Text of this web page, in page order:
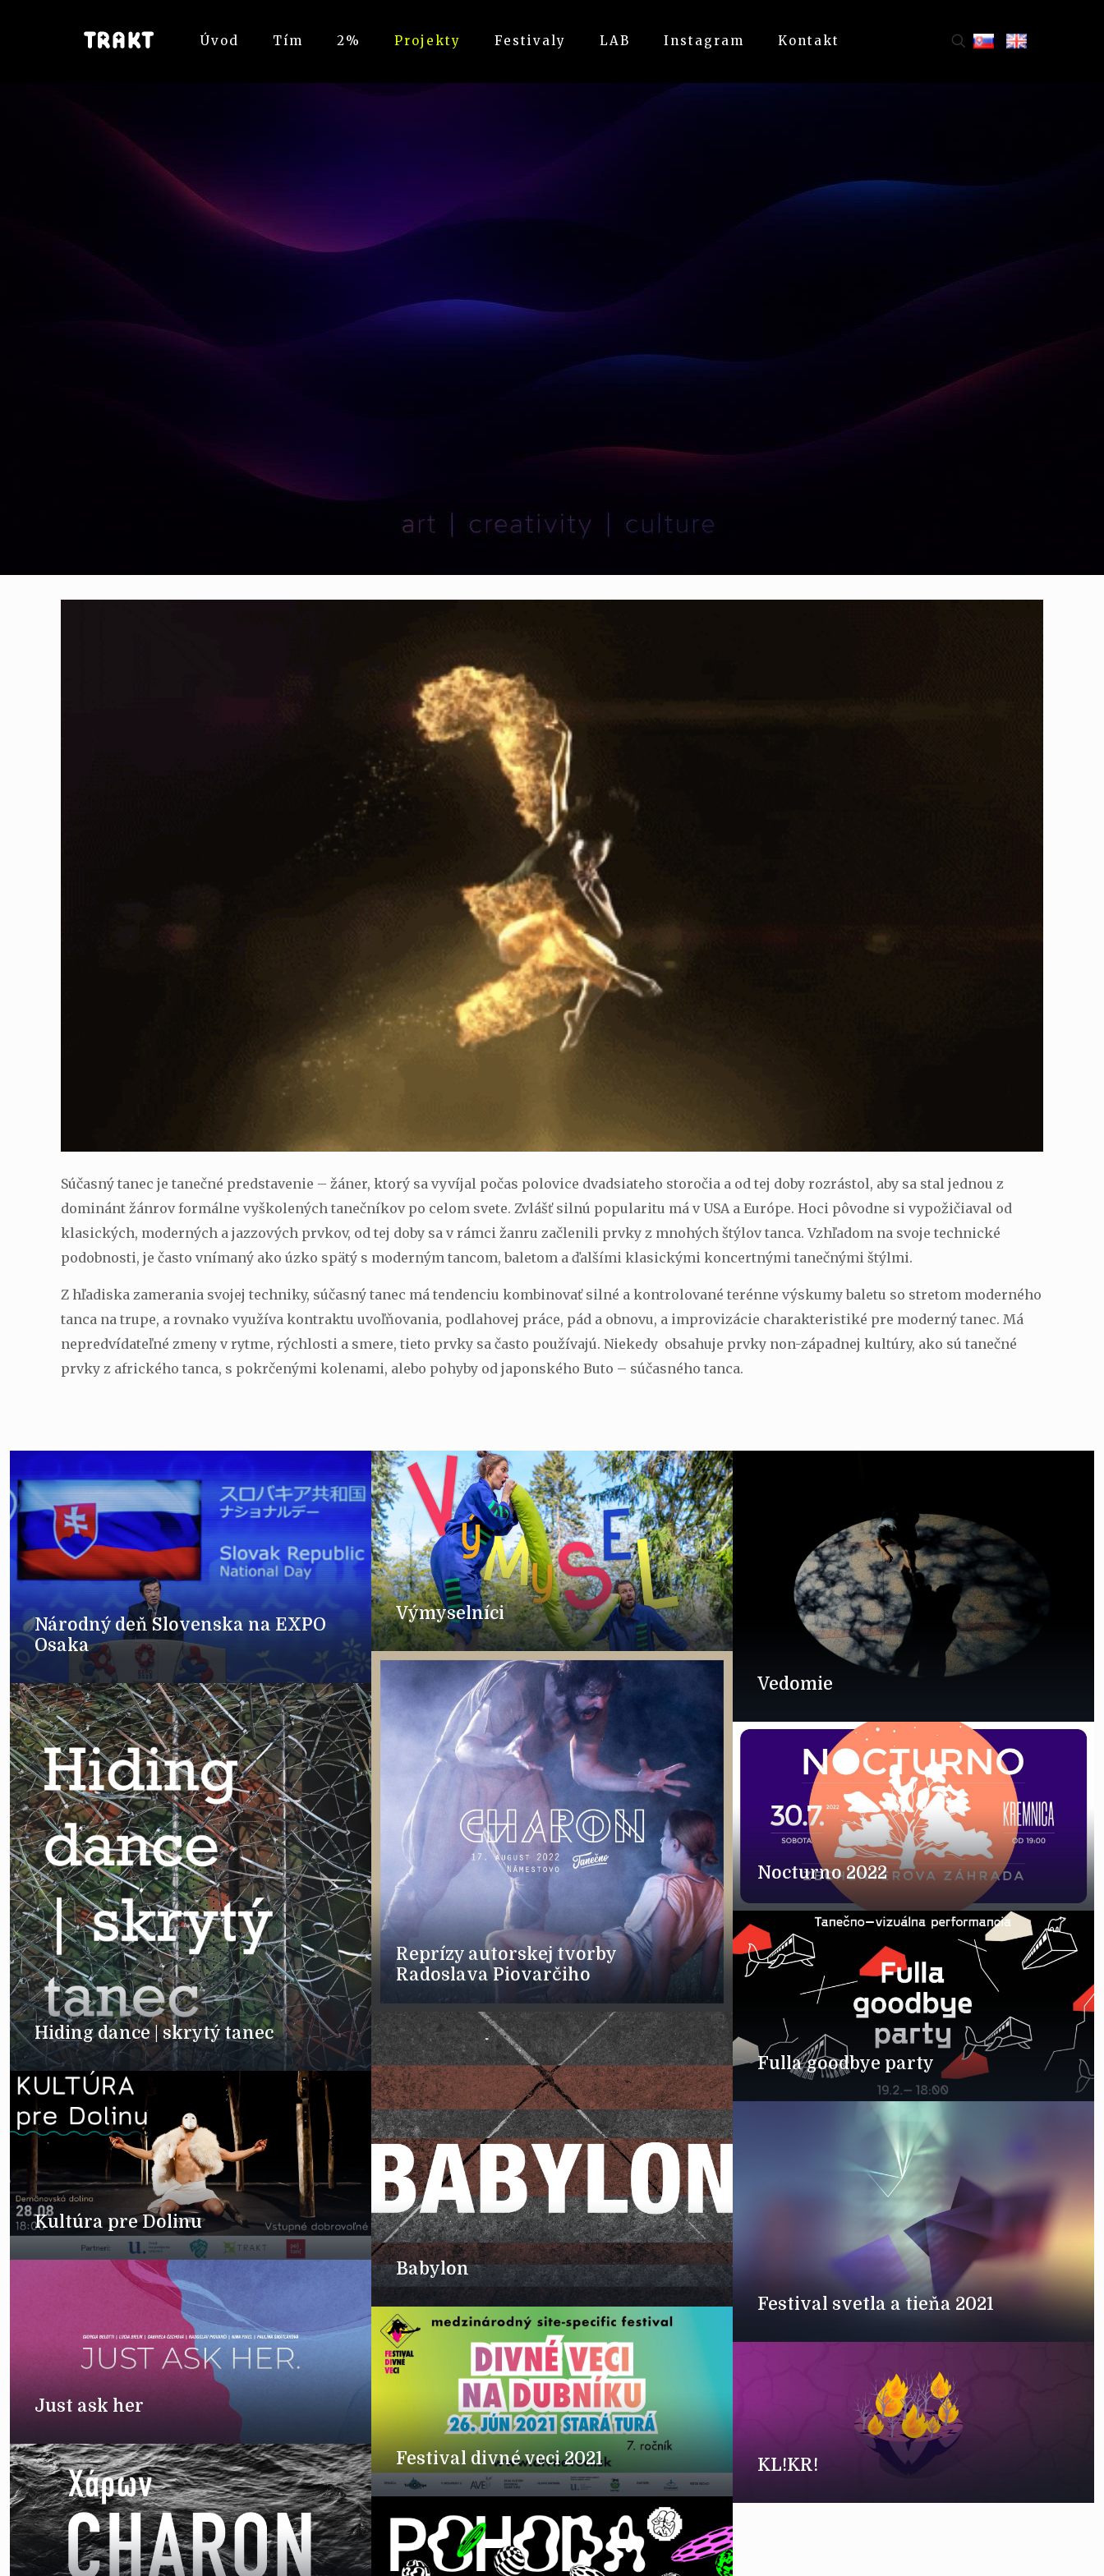
Úvod Tím 2% Projekty Festivaly LAB Instagram Kontakt
Súčasný tanec je tanečné predstavenie – žáner, ktorý sa vyvíjal počas polovice dvadsiateho storočia a od tej doby rozrástol, aby sa stal jednou z
dominánt žánrov formálne vyškolených tanečníkov po celom svete. Zvlášť silnú popularitu má v USA a Európe. Hoci pôvodne si vypožičiaval od
klasických, moderných a jazzových prvkov, od tej doby sa v rámci žanru začlenili prvky z mnohých štýlov tanca. Vzhľadom na svoje technické
podobnosti, je často vnímaný ako úzko spätý s moderným tancom, baletom a ďalšími klasickými koncertnými tanečnými štýlmi.
Z hľadiska zamerania svojej techniky, súčasný tanec má tendenciu kombinovať silné a kontrolované terénne výskumy baletu so stretom moderného
tanca na trupe, a rovnako využíva kontraktu uvoľňovania, podlahovej práce, pád a obnovu, a improvizácie charakteristiké pre moderný tanec. Má
nepredvídateľné zmeny v rytme, rýchlosti a smere, tieto prvky sa často používajú. Niekedy obsahuje prvky non-západnej kultúry, ako sú tanečné
prvky z afrického tanca, s pokrčenými kolenami, alebo pohyby od japonského Buto – súčasného tanca.
Národný deň Slovenska na EXPO
Osaka
Výmyselníci
Vedomie
Reprízy autorskej tvorby
Radoslava Piovarčiho
Hiding dance | skrytý tanec
Nocturno 2022
Fulla goodbye party
Babylon
Kultúra pre Dolinu
Festival svetla a tieňa 2021
Just ask her
Festival divné veci 2021 KL!KR!